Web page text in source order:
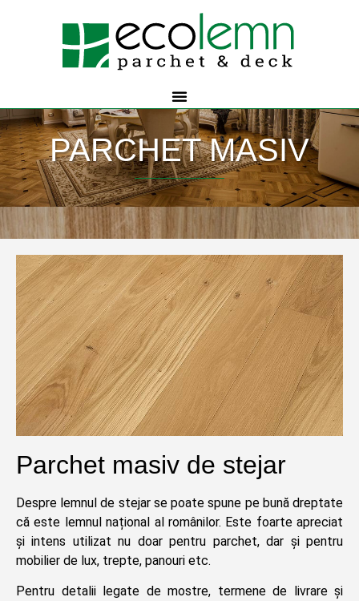
PARCHET MASIV
Parchet masiv de stejar
Despre lemnul de stejar se poate spune pe bună dreptate
că este lemnul național al românilor. Este foarte apreciat
și intens utilizat nu doar pentru parchet, dar și pentru
mobilier de lux, trepte, panouri etc.
Pentru detalii legate de mostre, termene de livrare și